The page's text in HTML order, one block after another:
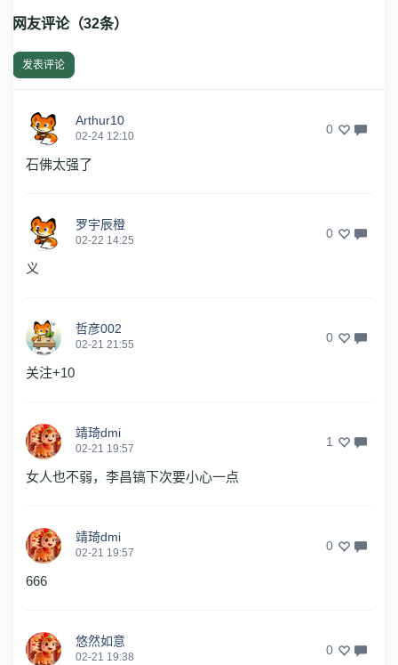
网友评论（32条）
发表评论
Arthur10
02-24 12:10 0
石佛太强了
罗宇辰橙
02-22 14:25 0
义
哲彦002
02-21 21:55 0
关注+10
靖琦dmi
02-21 19:57 1
女人也不弱，李昌镐下次要小心一点
靖琦dmi
02-21 19:57 0
666
悠然如意
02-21 19:38 0